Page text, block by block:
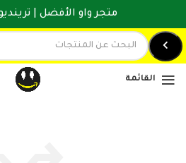
القائمة
متجر واو الأفضل |